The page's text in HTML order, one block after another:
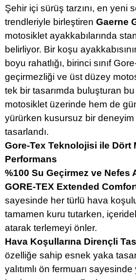
Şehir içi sürüş tarzını, en yeni
trendleriyle birleştiren Gaerne
motosiklet ayakkabılarında
belirliyor. Bir koşu
boyu rahatlığı, birinci sınıf
geçirmezliği ve üst düzey
tek bir tasarımda buluşturan
motosiklet üzerinde hem de
yürürken kusursuz bir
tasarlandı.
Gore-Tex Teknolojisi ile Dört
Performans
%100 Su Geçirmez ve Nefes
GORE-TEX Extended
sayesinde her türlü hava
tamamen kuru tutarken,
atarak terlemeyi önler.
Hava Koşullarına Dirençli
özelliğe sahip esnek yaka
yalıtımlı ön fermuarı